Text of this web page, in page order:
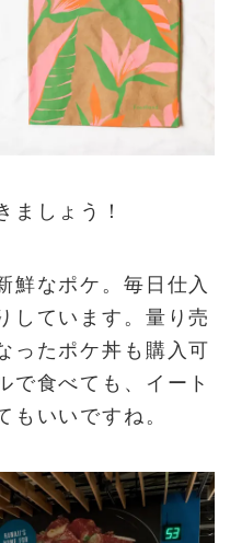
ましょう！
鮮なポケ。毎日仕入
しています。量り売
ったポケ丼も購入可
で食べても、イート
もいいですね。